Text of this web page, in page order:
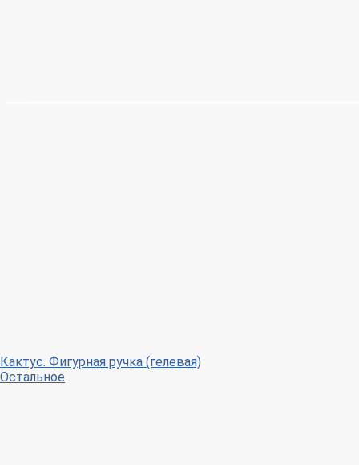
Кактус. Фигурная ручка (гелевая)
Остальное